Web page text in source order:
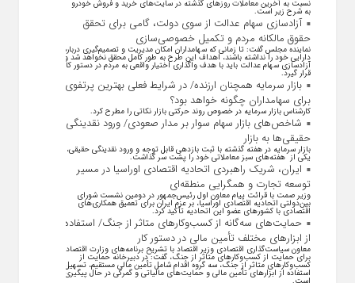
نسبت به آخرین معاملات روز‌های گذشته در سایت‌های خرید و فروش خودرو
به شرح زیر است.
آزادسازی سهام عدالت از سوی دولت، گامی برای تحقق
حقوق مالکانه مردم و تکمیل خصوصی‌سازی
نماینده مجلس گفت: تا زمانی که سهامداران امکان مدیریت و تصمیم‌گیری درباره
دارایی خود را نداشته باشند، اهداف این طرح به طور کامل محقق نخواهد شد و
آزادسازی سهام عدالت باید با هدف واگذاری اختیار واقعی به مردم در دستور کار
قرار گیرد.
بازار سرمایه همچنان ارزنده/ در شرایط فعلی بهترین پرتفوی
برای سهامداران چگونه خواهد بود؟
کارشناس بازار سرمایه در خصوص روند حرکتی بازار نکاتی را مطرح کرد.
شاخص‌های بازار سهام سوار بر مدار صعودی/ ورود نقدینگی
حقیقی‌ها به بازار
بازار سرمایه در هفته گذشته با ثبت بازدهی قابل توجه و ورود نقدینگی حقیقی،
یکی از هفته‌های سبز معاملاتی خود را پشت سر گذاشت.
ایران، شریک راهبردی اتحادیه اقتصادی اوراسیا در مسیر
توسعه تجارت و همگرایی منطقه‌ای
وزیر صمت با قرائت پیام معاون اول رئیس‌جمهور در دومین نشست شورای
بین‌دولتی اتحادیه اقتصادی اوراسیا، بر عزم ایران برای تعمیق همکاری‌های
اقتصادی با کشورهای عضو این اتحادیه تأکید کرد.
حمایت‌های سه‌گانه از کسب‌وکارهای متاثر از جنگ/ استفاده
از ابزارهای مختلف تأمین مالی در دستور کار
معاون سیاست‌گذاری اقتصادی وزیر اقتصاد با تشریح برنامه‌های وزارت اقتصاد
برای حمایت از کسب‌وکار‌های متاثر از جنگ، گفت: در دبیرخانه حمایت از
کسب‌وکار‌های متاثر از جنگ، سه گروه اقدام شامل تأمین مالی مستقیم، تسهیل
استفاده از ابزار‌های تأمین مالی و حمایت‌های مالیاتی و گمرکی در حال پیگیری